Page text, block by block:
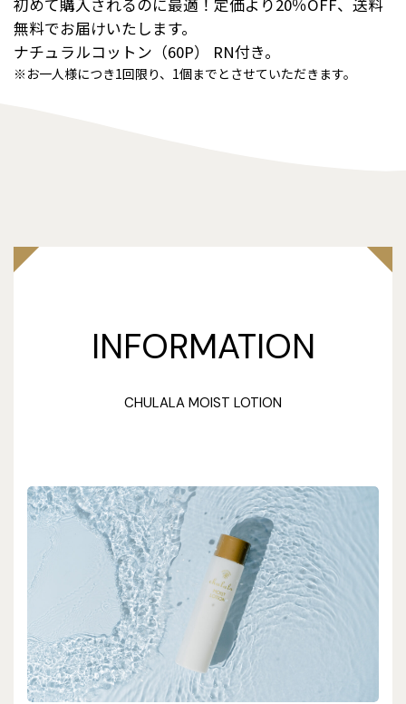
無料でお届けいたします。
ナチュラルコットン（60P） RN付き。
※お一人様につき1回限り、1個までとさせていただきます。
INFORMATION
CHULALA MOIST LOTION